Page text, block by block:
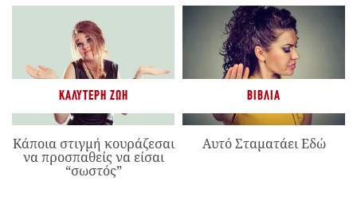
ΚΑΛΎΤΕΡΗ ΖΩΉ
Κάποια στιγμή κουράζεσαι
να προσπαθείς να είσαι
“σωστός”
ΒΙΒΛΊΑ
Αυτό Σταματάει Εδώ